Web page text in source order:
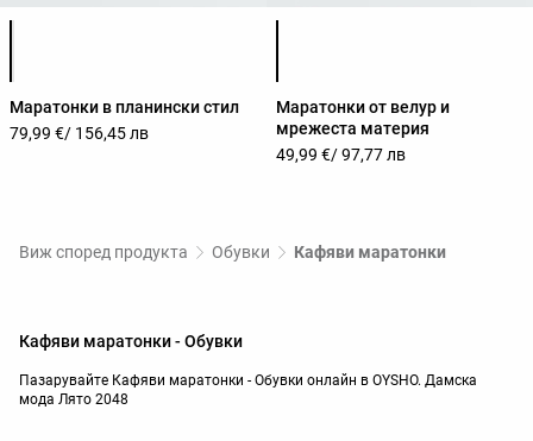
Списък с цветове на продукта
Маратонки в планински стил
79,99 €/ 156,45 лв
Списък с цветове на
Маратонки от велур и
мрежеста материя
49,99 €/ 97,77 лв
Виж според продукта Обувки Кафяви маратонки
Кафяви маратонки - Обувки
Пазарувайте Кафяви маратонки - Обувки онлайн в OYSHO. Дамска
мода Лято 2048